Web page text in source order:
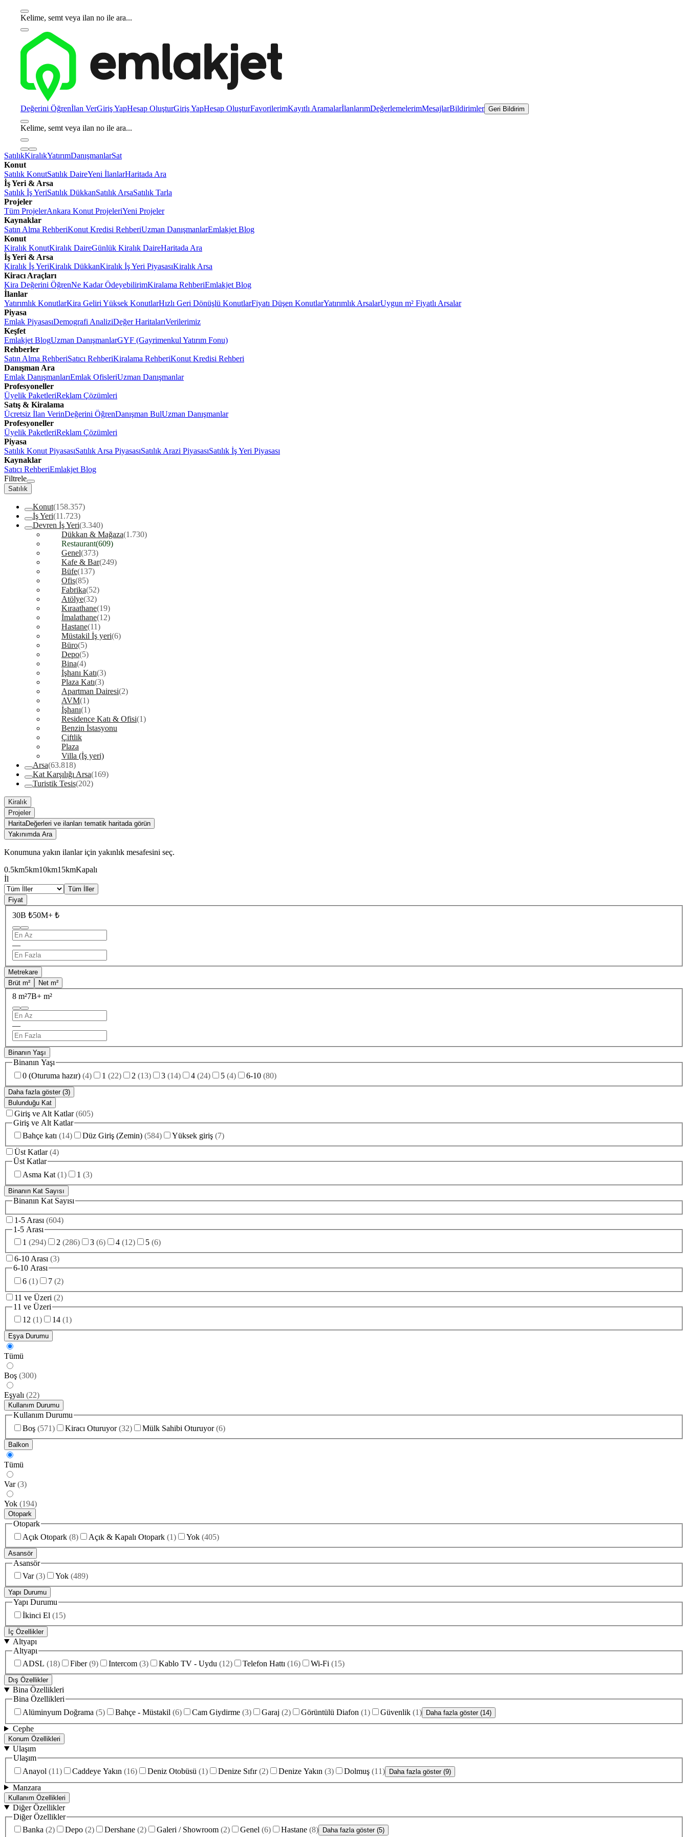
Kelime, semt veya ilan no ile ara...
Değerini Öğrenİlan VerGiriş YapHesap OluşturGiriş YapHesap OluşturFavorilerimKayıtlı AramalarİlanlarımDeğerlemelerimMesajlarBildirimler Geri Bildirim
Kelime, semt veya ilan no ile ara...
SatılıkKiralıkYatırımDanışmanlarSat
Konut
Satılık KonutSatılık DaireYeni İlanlarHaritada Ara
İş Yeri & Arsa
Satılık İş YeriSatılık DükkanSatılık ArsaSatılık Tarla
Projeler
Tüm ProjelerAnkara Konut ProjeleriYeni Projeler
Kaynaklar
Satın Alma RehberiKonut Kredisi RehberiUzman DanışmanlarEmlakjet Blog
Konut
Kiralık KonutKiralık DaireGünlük Kiralık DaireHaritada Ara
İş Yeri & Arsa
Kiralık İş YeriKiralık DükkanKiralık İş Yeri PiyasasıKiralık Arsa
Kiracı Araçları
Kira Değerini ÖğrenNe Kadar ÖdeyebilirimKiralama RehberiEmlakjet Blog
İlanlar
Yatırımlık KonutlarKira Geliri Yüksek KonutlarHızlı Geri Dönüşlü KonutlarFiyatı Düşen KonutlarYatırımlık ArsalarUygun m² Fiyatlı Arsalar
Piyasa
Emlak PiyasasıDemografi AnaliziDeğer HaritalarıVerilerimiz
Keşfet
Emlakjet BlogUzman DanışmanlarGYF (Gayrimenkul Yatırım Fonu)
Rehberler
Satın Alma RehberiSatıcı RehberiKiralama RehberiKonut Kredisi Rehberi
Danışman Ara
Emlak DanışmanlarıEmlak OfisleriUzman Danışmanlar
Profesyoneller
Üyelik PaketleriReklam Çözümleri
Satış & Kiralama
Ücretsiz İlan VerinDeğerini ÖğrenDanışman BulUzman Danışmanlar
Profesyoneller
Üyelik PaketleriReklam Çözümleri
Piyasa
Satılık Konut PiyasasıSatılık Arsa PiyasasıSatılık Arazi PiyasasıSatılık İş Yeri Piyasası
Kaynaklar
Satıcı RehberiEmlakjet Blog
Filtrele
Satılık
Konut(158.357)
İş Yeri(11.723)
Devren İş Yeri(3.340)
Dükkan & Mağaza(1.730)
Restaurant(609)
Genel(373)
Kafe & Bar(249)
Büfe(137)
Ofis(85)
Fabrika(52)
Atölye(32)
Kıraathane(19)
İmalathane(12)
Hastane(11)
Müstakil İş yeri(6)
Büro(5)
Depo(5)
Bina(4)
İşhanı Katı(3)
Plaza Katı(3)
Apartman Dairesi(2)
AVM(1)
İşhanı(1)
Residence Katı & Ofisi(1)
Benzin İstasyonu
Çiftlik
Plaza
Villa (İş yeri)
Arsa(63.818)
Kat Karşılığı Arsa(169)
Turistik Tesis(202)
Kiralık
Projeler
HaritaDeğerleri ve ilanları tematik haritada görün
Yakınımda Ara
Konumuna yakın ilanlar için yakınlık mesafesini seç.
0.5km5km10km15kmKapalı
İl
Tüm İller
Fiyat
30B ₺50M+ ₺
—
Metrekare
Brüt m²
Net m²
8 m²7B+ m²
—
Binanın Yaşı
Binanın Yaşı
0 (Oturuma hazır) (4) 1 (22) 2 (13) 3 (14) 4 (24) 5 (4) 6-10 (80)
Daha fazla göster (3)
Bulunduğu Kat
Giriş ve Alt Katlar (605)
Giriş ve Alt Katlar
Bahçe katı (14) Düz Giriş (Zemin) (584) Yüksek giriş (7)
Üst Katlar (4)
Üst Katlar
Asma Kat (1) 1 (3)
Binanın Kat Sayısı
Binanın Kat Sayısı
1-5 Arası (604)
1-5 Arası
1 (294) 2 (286) 3 (6) 4 (12) 5 (6)
6-10 Arası (3)
6-10 Arası
6 (1) 7 (2)
11 ve Üzeri (2)
11 ve Üzeri
12 (1) 14 (1)
Eşya Durumu
Tümü
Boş (300)
Eşyalı (22)
Kullanım Durumu
Kullanım Durumu
Boş (571) Kiracı Oturuyor (32) Mülk Sahibi Oturuyor (6)
Balkon
Tümü
Var (3)
Yok (194)
Otopark
Otopark
Açık Otopark (8) Açık & Kapalı Otopark (1) Yok (405)
Asansör
Asansör
Var (3) Yok (489)
Yapı Durumu
Yapı Durumu
İkinci El (15)
İç Özellikler
Altyapı
Altyapı
ADSL (18) Fiber (9) Intercom (3) Kablo TV - Uydu (12) Telefon Hattı (16) Wi-Fi (15)
Dış Özellikler
Bina Özellikleri
Bina Özellikleri
Alüminyum Doğrama (5) Bahçe - Müstakil (6) Cam Giydirme (3) Garaj (2) Görüntülü Diafon (1) Güvenlik (1) Daha fazla göster (14)
Cephe
Konum Özellikleri
Ulaşım
Ulaşım
Anayol (11) Caddeye Yakın (16) Deniz Otobüsü (1) Denize Sıfır (2) Denize Yakın (3) Dolmuş (11) Daha fazla göster (9)
Manzara
Kullanım Özellikleri
Diğer Özellikler
Diğer Özellikler
Banka (2) Depo (2) Dershane (2) Galeri / Showroom (2) Genel (6) Hastane (8) Daha fazla göster (5)